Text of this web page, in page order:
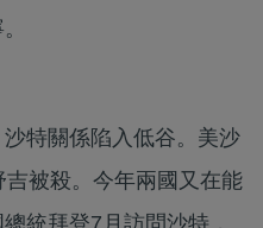
特關係陷入低谷。美沙
被殺。今年兩國又在能